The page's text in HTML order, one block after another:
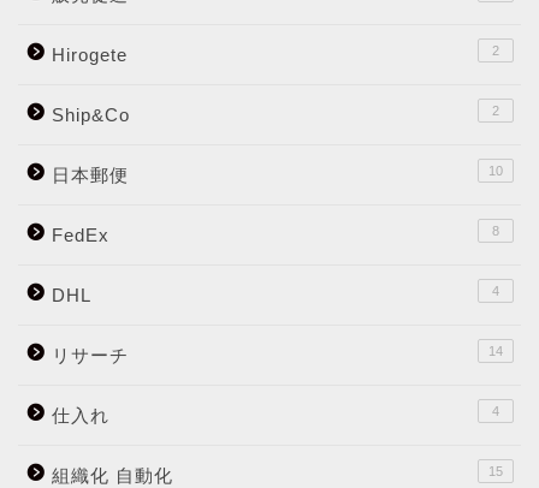
Hirogete 2
Ship&Co 2
日本郵便 10
FedEx 8
DHL 4
リサーチ 14
仕入れ 4
組織化 自動化 15